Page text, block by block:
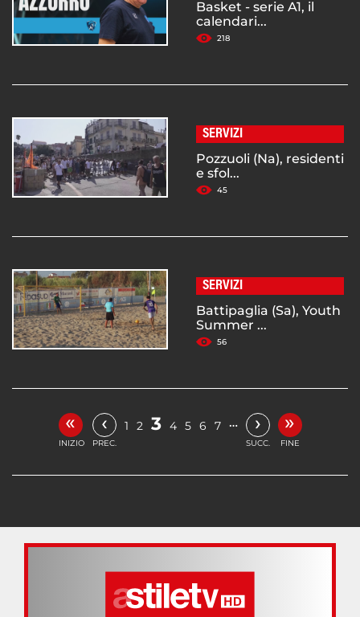
Basket - serie A1, il
calendari...
218
SERVIZI
Pozzuoli (Na), residenti
e sfol...
45
SERVIZI
Battipaglia (Sa), Youth
Summer ...
56
«
INIZIO
‹
PREC.
1 2 3 4 5 6 7 … ›
SUCC.
»
FINE